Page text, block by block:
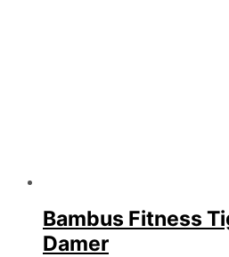
Bambus Fitness
Damer